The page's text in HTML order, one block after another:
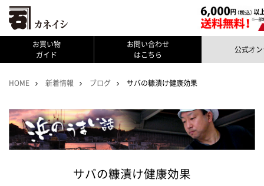
お買い物
ガイド
お問い合わせ
はこちら
公式オ
HOME 新着情報 ブログ サバの糠漬け健康効果
サバの糠漬け健康効果